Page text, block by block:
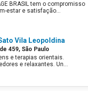
BRASIL tem o compromisso
estar e satisfação…
Vila Leopoldina
459, São Paulo
e terapias orientais.
e relaxantes. Un…